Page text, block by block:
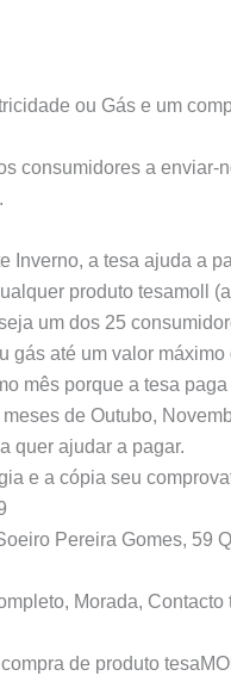
ou Gás e um
consumidores a enviar-
Inverno, a tesa ajuda a
produto tesamoll
um dos 25
gás até um valor
mês porque a tesa
de Outubo,
quer ajudar a pagar.
e a cópia seu
Pereira Gomes, 59
Morada,
de produto